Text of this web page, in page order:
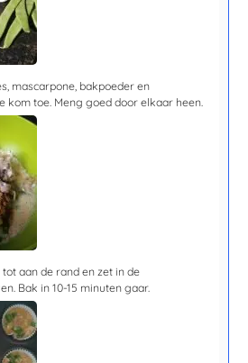
mascarpone, bakpoeder en
kom toe. Meng goed door elkaar heen.
aan de rand en zet in de
Bak in10-15 minuten gaar.